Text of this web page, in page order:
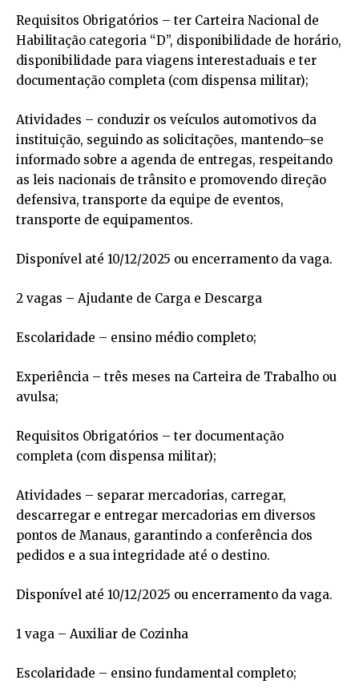
Requisitos Obrigatórios – ter Carteira Nacional de
Habilitação categoria “D”, disponibilidade de horário,
disponibilidade para viagens interestaduais e ter
documentação completa (com dispensa militar);
Atividades – conduzir os veículos automotivos da
instituição, seguindo as solicitações, mantendo–se
informado sobre a agenda de entregas, respeitando
as leis nacionais de trânsito e promovendo direção
defensiva, transporte da equipe de eventos,
transporte de equipamentos.
Disponível até 10/12/2025 ou encerramento da vaga.
2 vagas – Ajudante de Carga e Descarga
Escolaridade – ensino médio completo;
Experiência – três meses na Carteira de Trabalho ou
avulsa;
Requisitos Obrigatórios – ter documentação
completa (com dispensa militar);
Atividades – separar mercadorias, carregar,
descarregar e entregar mercadorias em diversos
pontos de Manaus, garantindo a conferência dos
pedidos e a sua integridade até o destino.
Disponível até 10/12/2025 ou encerramento da vaga.
1 vaga – Auxiliar de Cozinha
Escolaridade – ensino fundamental completo;